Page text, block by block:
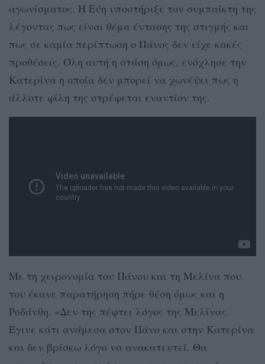
αγωνίσματος. Η Εύη υποστήριξε τον συμπαίκτη της
λέγοντας πως είναι θέμα έντασης της στιγμής και
πως σε καμία περίπτωση ο Πάνος δεν είχε κακές
προθέσεις. Όλη αυτή η στάση όμως, ενόχλησε την
Κατερίνα η οποία δεν μπορεί να χωνέψει πως η
άλλοτε φίλη της στρέφεται εναντίον της.
Με τη χειρονομία του Πάνου και τη Μελίνα που
του έκανε παρατήρηση πήρε θέση όμως και η
Ροδάνθη. «Δεν της πέφτει λόγος της Μελίνας.
Έγινε κάτι ανάμεσα στον Πάνο και στην Κατερίνα
και δεν βρίσκω λόγο να ανακατευτεί. Θα